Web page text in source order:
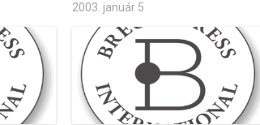
2003. január 5